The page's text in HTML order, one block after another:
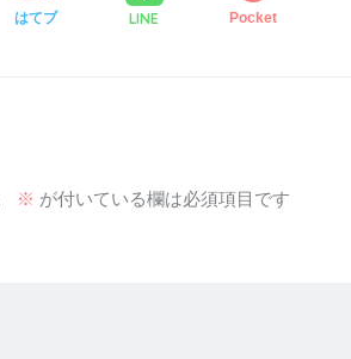
はてブ LINE Pocket
※ が付いている欄は必須項目です